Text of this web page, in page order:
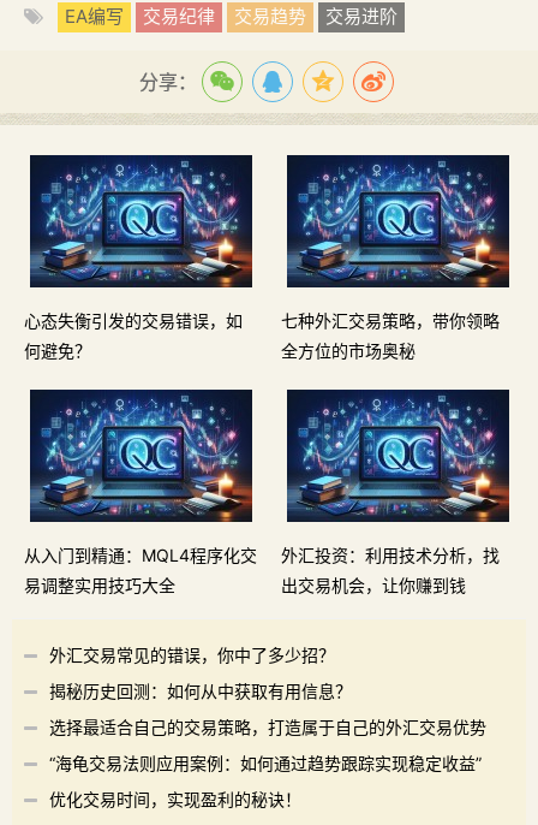
EA编写 交易纪律 交易趋势 交易进阶
分享：
心态失衡引发的交易错误，如
何避免？
七种外汇交易策略，带你领略
全方位的市场奥秘
从入门到精通：MQL4程序化交
易调整实用技巧大全
外汇投资：利用技术分析，找
出交易机会，让你赚到钱
外汇交易常见的错误，你中了多少招？
揭秘历史回测：如何从中获取有用信息？
选择最适合自己的交易策略，打造属于自己的外汇交易优势
“海龟交易法则应用案例：如何通过趋势跟踪实现稳定收益”
优化交易时间，实现盈利的秘诀！